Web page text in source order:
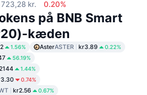
723,28 kr. 0.20%
på BNB Smart
kæden
1.56% AsterASTER kr3.89 0.22%
56.19%
1.44%
0.74%
kr2.56 0.67%